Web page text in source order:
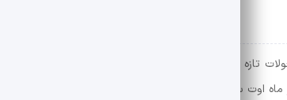
تازه در تعرفه‌های آمریکا و تعدیل بیش از انتظار در
سازمان کشورهای صادرکننده نفت